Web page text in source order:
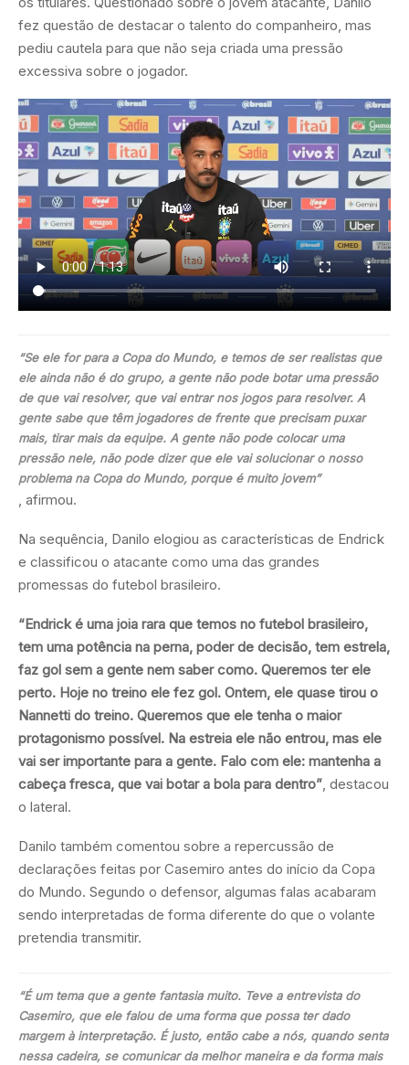
fez questão de destacar o talento do companheiro, mas
pediu cautela para que não seja criada uma pressão
excessiva sobre o jogador.
“Se ele for para a Copa do Mundo, e temos de ser realistas que
ele ainda não é do grupo, a gente não pode botar uma pressão
de que vai resolver, que vai entrar nos jogos para resolver. A
gente sabe que têm jogadores de frente que precisam puxar
mais, tirar mais da equipe. A gente não pode colocar uma
pressão nele, não pode dizer que ele vai solucionar o nosso
problema na Copa do Mundo, porque é muito jovem”
, afirmou.
Na sequência, Danilo elogiou as características de Endrick
e classificou o atacante como uma das grandes
promessas do futebol brasileiro.
“Endrick é uma joia rara que temos no futebol brasileiro,
tem uma potência na perna, poder de decisão, tem estrela,
faz gol sem a gente nem saber como. Queremos ter ele
perto. Hoje no treino ele fez gol. Ontem, ele quase tirou o
Nannetti do treino. Queremos que ele tenha o maior
protagonismo possível. Na estreia ele não entrou, mas ele
vai ser importante para a gente. Falo com ele: mantenha a
cabeça fresca, que vai botar a bola para dentro”, destacou
o lateral.
Danilo também comentou sobre a repercussão de
declarações feitas por Casemiro antes do início da Copa
do Mundo. Segundo o defensor, algumas falas acabaram
sendo interpretadas de forma diferente do que o volante
pretendia transmitir.
“É um tema que a gente fantasia muito. Teve a entrevista do
Casemiro, que ele falou de uma forma que possa ter dado
margem à interpretação. É justo, então cabe a nós, quando senta
nessa cadeira, se comunicar da melhor maneira e da forma mais